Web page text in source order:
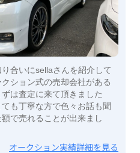
合いにsellaさんを紹介して
ション式の売却会社がある
は査定に来て頂きました
も丁寧な方で色々お話も聞
で売れることが出来まし
オークション実績詳細を見る